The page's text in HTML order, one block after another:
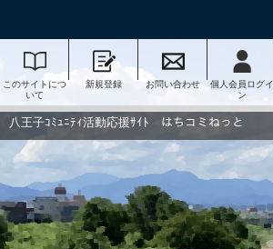
このサイトにつ
いて
新規登録 お問い合わせ
個人会員ログイ
ン
八王子ｺﾐｭﾆﾃｨ活動応援ｻｲﾄ はちコミねっと